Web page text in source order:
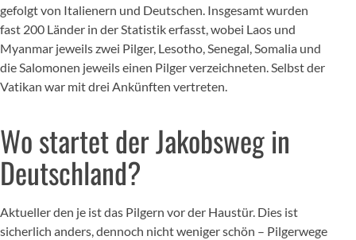
gefolgt von Italienern und Deutschen. Insgesamt wurden
fast 200 Länder in der Statistik erfasst, wobei Laos und
Myanmar jeweils zwei Pilger, Lesotho, Senegal, Somalia und
die Salomonen jeweils einen Pilger verzeichneten. Selbst der
Vatikan war mit drei Ankünften vertreten.
Wo startet der Jakobsweg in
Deutschland?
Aktueller den je ist das Pilgern vor der Haustür. Dies ist
sicherlich anders, dennoch nicht weniger schön – Pilgerwege